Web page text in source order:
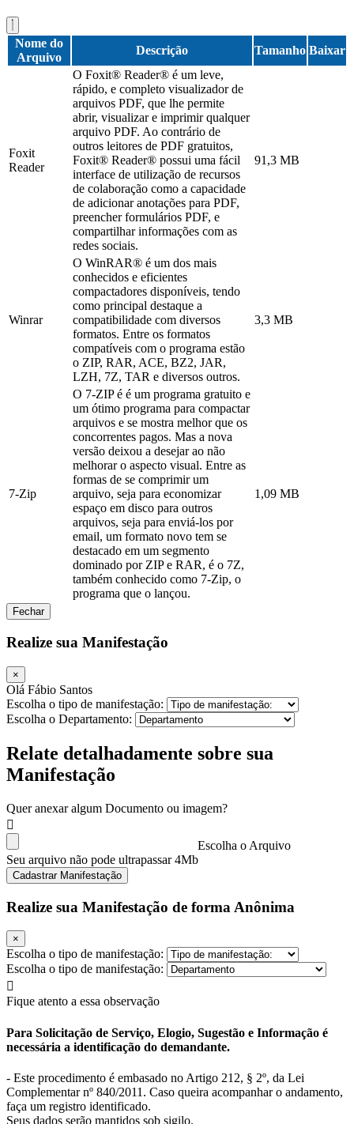
Nome do
Arquivo
Descrição Tamanho Baixar
Foxit
Reader
O Foxit® Reader® é um leve,
rápido, e completo visualizador de
arquivos PDF, que lhe permite
abrir, visualizar e imprimir qualquer
arquivo PDF. Ao contrário de
outros leitores de PDF gratuitos,
Foxit® Reader® possui uma fácil
interface de utilização de recursos
de colaboração como a capacidade
de adicionar anotações para PDF,
preencher formulários PDF, e
compartilhar informações com as
redes sociais.
91,3 MB
Winrar
O WinRAR® é um dos mais
conhecidos e eficientes
compactadores disponíveis, tendo
como principal destaque a
compatibilidade com diversos
formatos. Entre os formatos
compatíveis com o programa estão
o ZIP, RAR, ACE, BZ2, JAR,
LZH, 7Z, TAR e diversos outros.
3,3 MB
7-Zip
O 7-ZIP é é um programa gratuito e
um ótimo programa para compactar
arquivos e se mostra melhor que os
concorrentes pagos. Mas a nova
versão deixou a desejar ao não
melhorar o aspecto visual. Entre as
formas de se comprimir um
arquivo, seja para economizar
espaço em disco para outros
arquivos, seja para enviá-los por
email, um formato novo tem se
destacado em um segmento
dominado por ZIP e RAR, é o 7Z,
também conhecido como 7-Zip, o
programa que o lançou.
1,09 MB
Fechar
Realize sua Manifestação
×
Olá Fábio Santos
Escolha o tipo de manifestação:
Escolha o Departamento:
Relate detalhadamente sobre sua
Manifestação
Quer anexar algum Documento ou imagem?
Escolha o Arquivo
Seu arquivo não pode ultrapassar 4Mb
Cadastrar Manifestação
Realize sua Manifestação de forma Anônima
×
Escolha o tipo de manifestação:
Escolha o tipo de manifestação:
Fique atento a essa observação
Para Solicitação de Serviço, Elogio, Sugestão e Informação é
necessária a identificação do demandante.
- Este procedimento é embasado no Artigo 212, § 2º, da Lei
Complementar nº 840/2011. Caso queira acompanhar o andamento,
faça um registro identificado.
Seus dados serão mantidos sob sigilo.